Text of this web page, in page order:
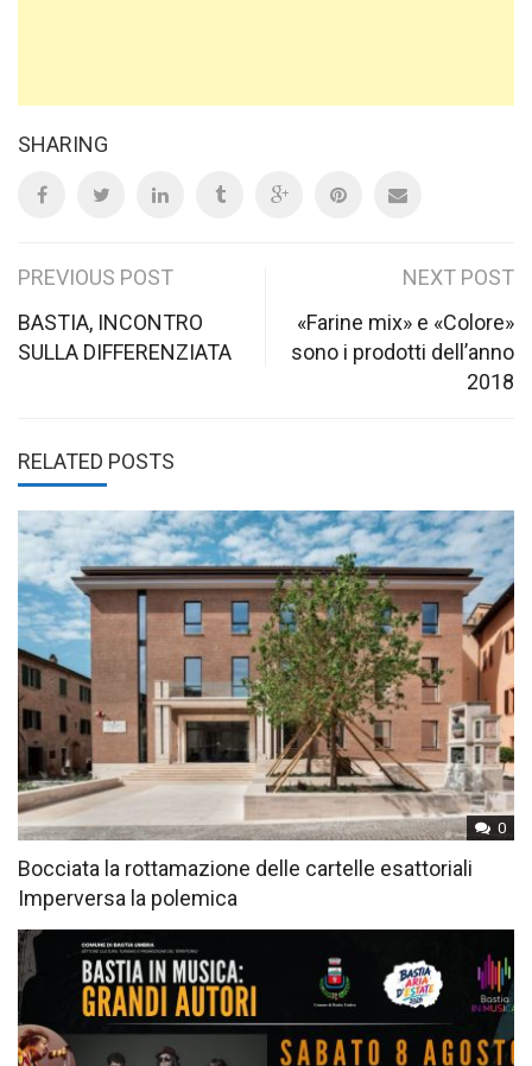
SHARING
Post
navigation
PREVIOUS POST
BASTIA, INCONTRO
SULLA DIFFERENZIATA
NEXT POST
«Farine mix» e «Colore»
sono i prodotti dell’anno
2018
RELATED POSTS
0
Bocciata la rottamazione delle cartelle esattoriali
Imperversa la polemica